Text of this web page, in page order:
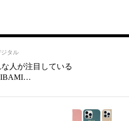
ジタル
人が注目している